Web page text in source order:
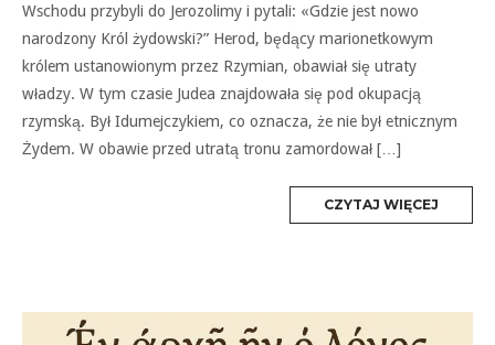
Wschodu przybyli do Jerozolimy i pytali: «Gdzie jest nowo
narodzony Król żydowski?” Herod, będący marionetkowym
królem ustanowionym przez Rzymian, obawiał się utraty
władzy. W tym czasie Judea znajdowała się pod okupacją
rzymską. Był Idumejczykiem, co oznacza, że nie był etnicznym
Żydem. W obawie przed utratą tronu zamordował […]
CZYTAJ WIĘCEJ